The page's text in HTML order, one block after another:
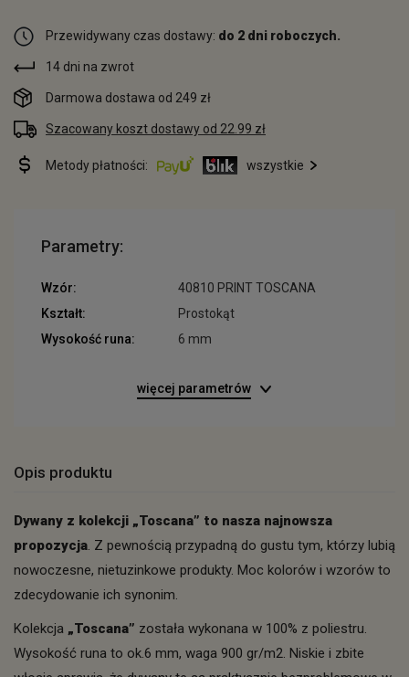
Przewidywany czas dostawy: do 2 dni roboczych.
14 dni na zwrot
Darmowa dostawa od 249 zł
Szacowany koszt dostawy od 22.99 zł
Metody płatności: wszystkie
Parametry:
Wzór:
40810 PRINT TOSCANA
Kształt:
Prostokąt
Wysokość runa:
6 mm
więcej parametrów
Opis produktu
Dywany z kolekcji „Toscana” to nasza najnowsza
propozycja. Z pewnością przypadną do gustu tym, którzy lubią
nowoczesne, nietuzinkowe produkty. Moc kolorów i wzorów to
zdecydowanie ich synonim.
Kolekcja „Toscana” została wykonana w 100% z poliestru.
Wysokość runa to ok.6 mm, waga 900 gr/m2. Niskie i zbite